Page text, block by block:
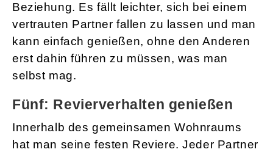
Beziehung. Es fällt leichter, sich bei einem
vertrauten Partner fallen zu lassen und man
kann einfach genießen, ohne den Anderen
erst dahin führen zu müssen, was man
selbst mag.
Fünf: Revierverhalten genießen
Innerhalb des gemeinsamen Wohnraums
hat man seine festen Reviere. Jeder Partner